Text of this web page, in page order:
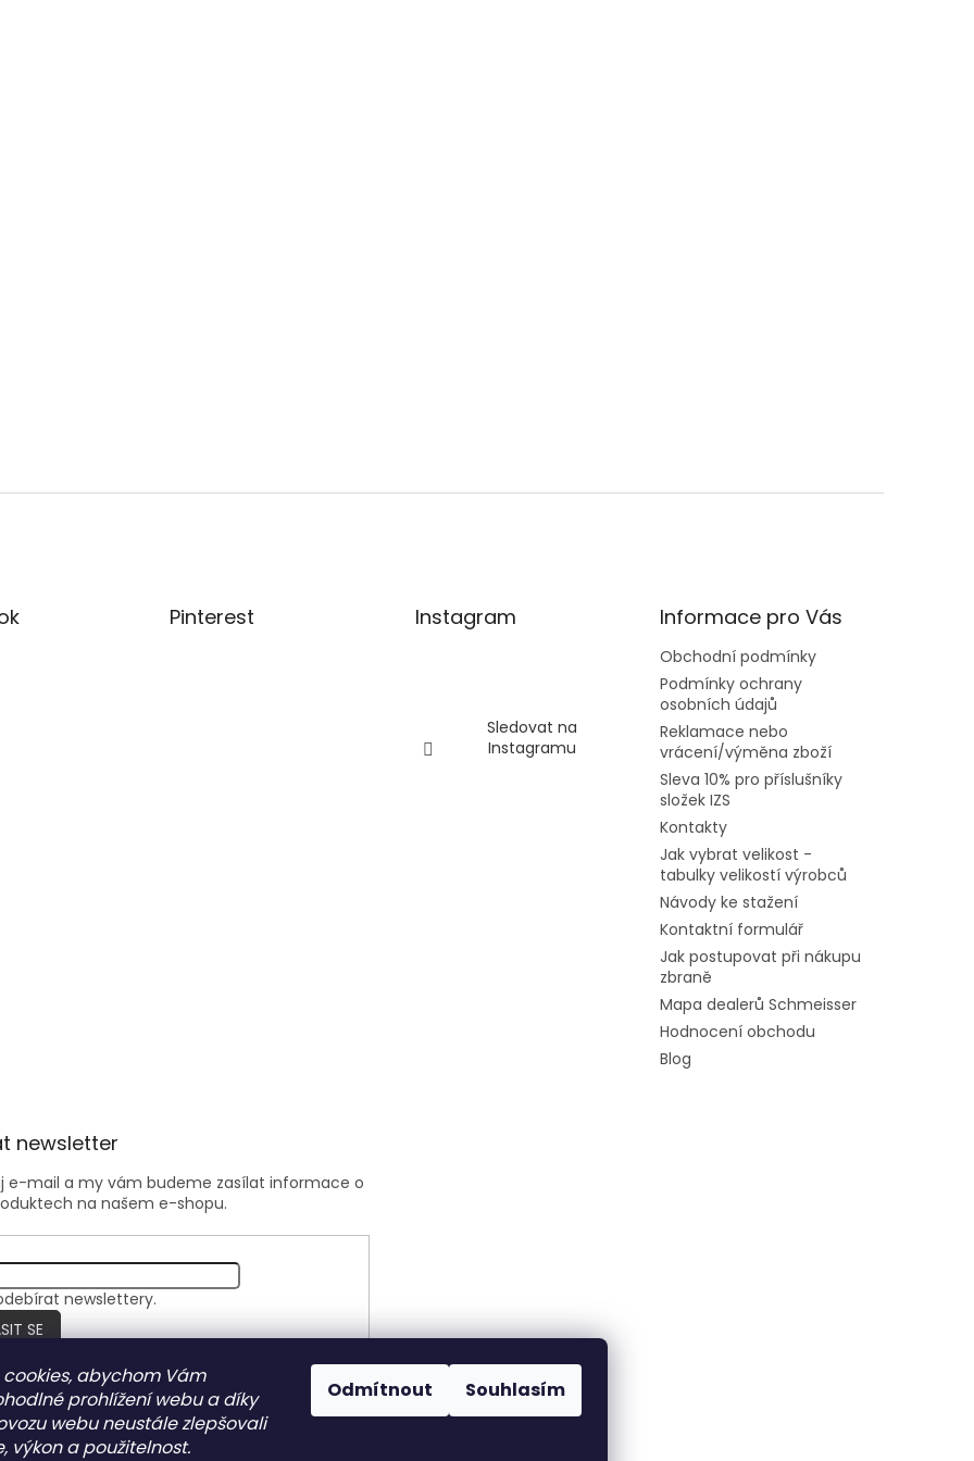
cookies, abychom Vám
prohlížení webu a díky
webu neustále zlepšovali
výkon a použitelnost.
Odmítnout Souhlasím
Pinterest Instagram
Sledovat na
Instagramu
Informace pro Vás
Obchodní podmínky
Podmínky ochrany
osobních údajů
Reklamace nebo
vrácení/výměna zboží
Sleva 10% pro příslušníky
složek IZS
Kontakty
Jak vybrat velikost -
tabulky velikostí výrobců
Návody ke stažení
Kontaktní formulář
Jak postupovat při nákupu
zbraně
Mapa dealerů Schmeisser
Hodnocení obchodu
Blog
newsletter
e-mail a my vám budeme zasílat informace o
na našem e-shopu.
newslettery.
SE
Nite Ize Czech